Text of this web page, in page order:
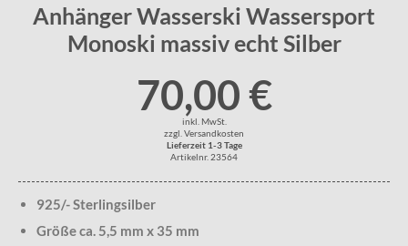
Anhänger Wasserski Wassersport
Monoski massiv echt Silber
70,00 €
inkl. MwSt.
zzgl. Versandkosten
Lieferzeit 1-3 Tage
Artikelnr. 23564
925/- Sterlingsilber
Größe ca. 5,5 mm x 35 mm